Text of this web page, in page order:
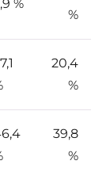
%
%
20,4
%
39,8
%